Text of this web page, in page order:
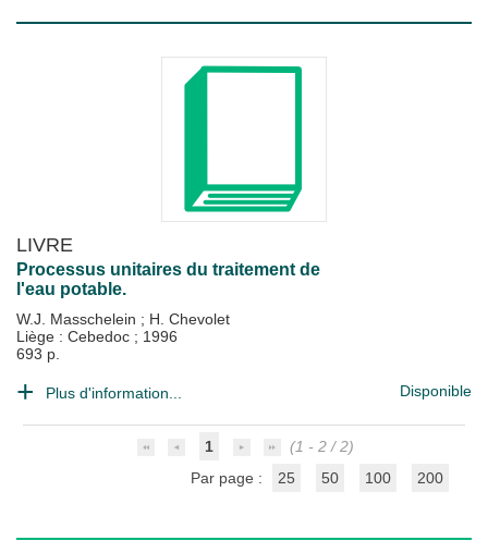
LIVRE
Processus unitaires du traitement de
l'eau potable.
W.J. Masschelein ; H. Chevolet
Liège : Cebedoc ; 1996
693 p.
Plus d'information... Disponible
1
(1 - 2 / 2)
Par page :
25 50 100 200